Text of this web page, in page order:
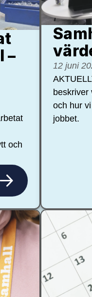
–
och
12 juni
beskriver
och hur
jobbet.